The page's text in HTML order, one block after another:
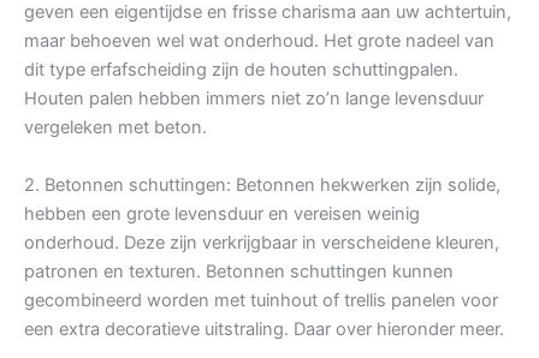
geven een eigentijdse en frisse charisma aan uw achtertuin,
maar behoeven wel wat onderhoud. Het grote nadeel van
dit type erfafscheiding zijn de houten schuttingpalen.
Houten palen hebben immers niet zo’n lange levensduur
vergeleken met beton.
2. Betonnen schuttingen: Betonnen hekwerken zijn solide,
hebben een grote levensduur en vereisen weinig
onderhoud. Deze zijn verkrijgbaar in verscheidene kleuren,
patronen en texturen. Betonnen schuttingen kunnen
gecombineerd worden met tuinhout of trellis panelen voor
een extra decoratieve uitstraling. Daar over hieronder meer.